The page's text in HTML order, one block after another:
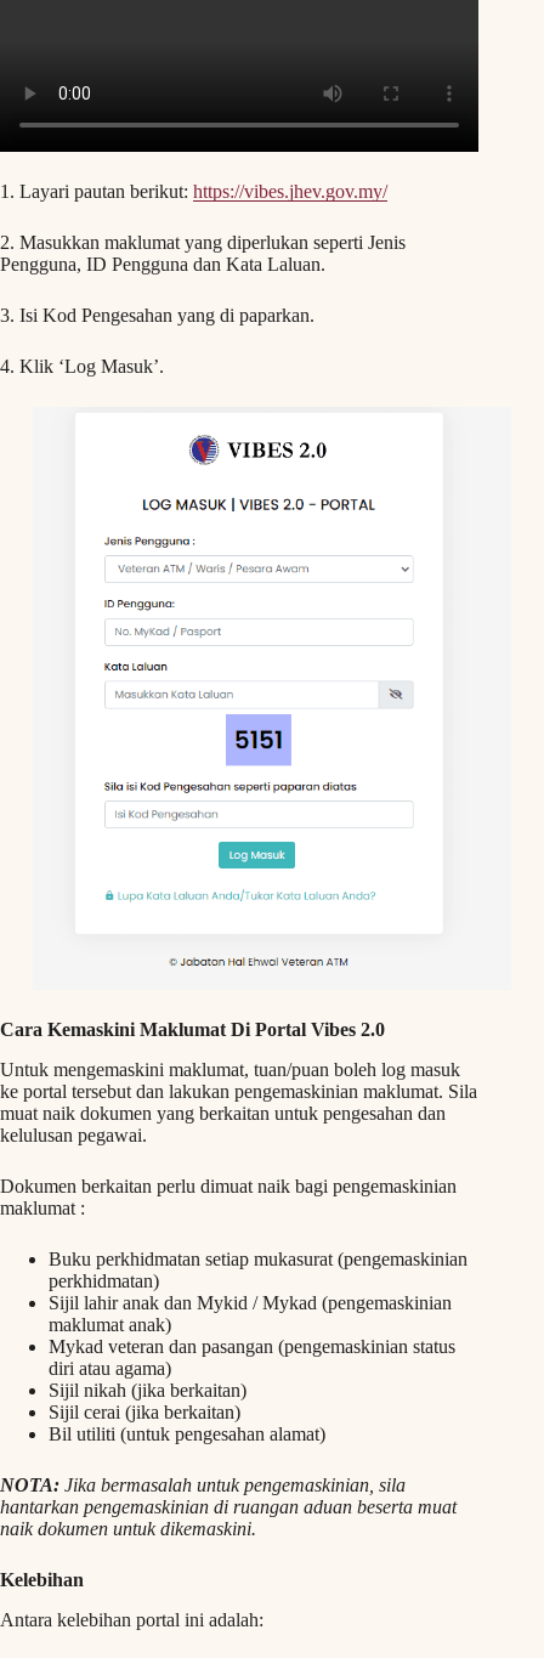
1. Layari pautan berikut: https://vibes.jhev.gov.my/
2. Masukkan maklumat yang diperlukan seperti Jenis
Pengguna, ID Pengguna dan Kata Laluan.
3. Isi Kod Pengesahan yang di paparkan.
4. Klik ‘Log Masuk’.
Cara Kemaskini Maklumat Di Portal Vibes 2.0
Untuk mengemaskini maklumat, tuan/puan boleh log masuk
ke portal tersebut dan lakukan pengemaskinian maklumat. Sila
muat naik dokumen yang berkaitan untuk pengesahan dan
kelulusan pegawai.
Dokumen berkaitan perlu dimuat naik bagi pengemaskinian
maklumat :
Buku perkhidmatan setiap mukasurat (pengemaskinian
perkhidmatan)
Sijil lahir anak dan Mykid / Mykad (pengemaskinian
maklumat anak)
Mykad veteran dan pasangan (pengemaskinian status
diri atau agama)
Sijil nikah (jika berkaitan)
Sijil cerai (jika berkaitan)
Bil utiliti (untuk pengesahan alamat)
NOTA: Jika bermasalah untuk pengemaskinian, sila
hantarkan pengemaskinian di ruangan aduan beserta muat
naik dokumen untuk dikemaskini.
Kelebihan
Antara kelebihan portal ini adalah: